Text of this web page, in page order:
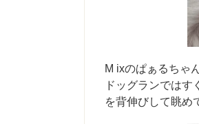
M ixのぱぁるちゃ
ドッグランでは
を背伸びして眺め